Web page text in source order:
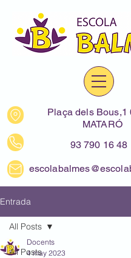
Plaça dels Bous,1
MATARÓ
93 790 16 48
Entrada
All Posts
All Posts
Docents
4 may 2023